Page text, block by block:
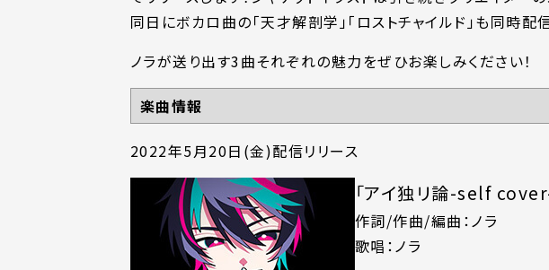
同日にボカロ曲の「天才解剖学」「ロストチャイルド」も同時配
ノラが送り出す3曲それぞれの魅力をぜひお楽しみください！
楽曲情報
2022年5月20日(金)配信リリース
「アイ独リ論-self
作詞/作曲/編曲：ノラ
歌唱：ノラ